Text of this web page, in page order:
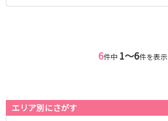
6件中 1〜6件を表示
エリア別にさがす
所沢駅
ひばりヶ丘駅
大泉学園駅
JR横浜線